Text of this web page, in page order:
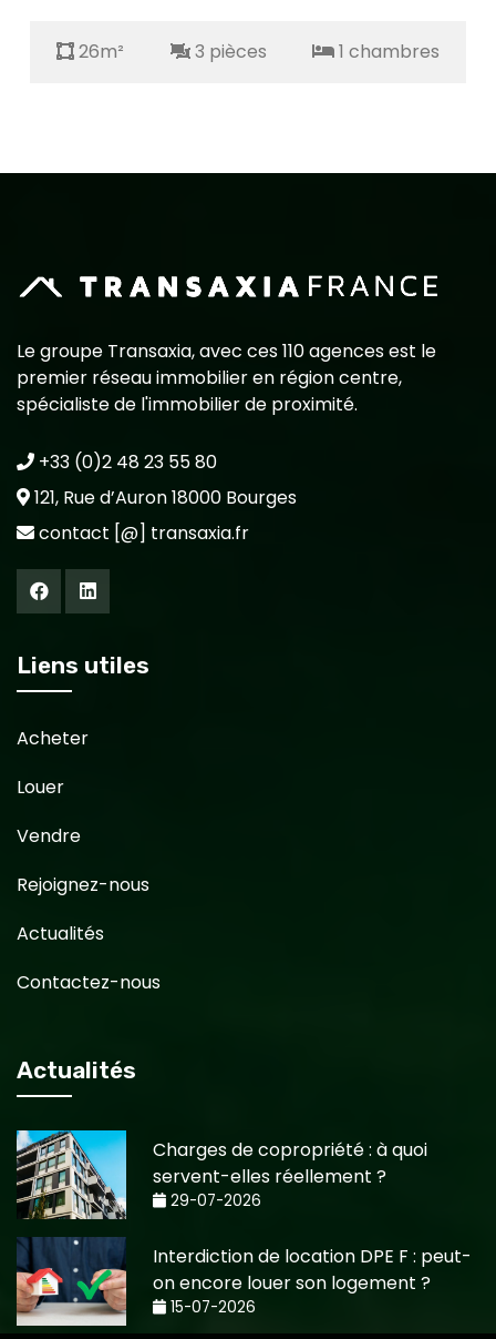
26m² 3 pièces 1 chambres
Le groupe Transaxia, avec ces 110 agences est le
premier réseau immobilier en région centre,
spécialiste de l'immobilier de proximité.
+33 (0)2 48 23 55 80
121, Rue d’Auron 18000 Bourges
contact [@] transaxia.fr
Liens utiles
Acheter
Louer
Vendre
Rejoignez-nous
Actualités
Contactez-nous
Actualités
Charges de copropriété : à quoi
servent-elles réellement ?
29-07-2026
Interdiction de location DPE F : peut-
on encore louer son logement ?
15-07-2026